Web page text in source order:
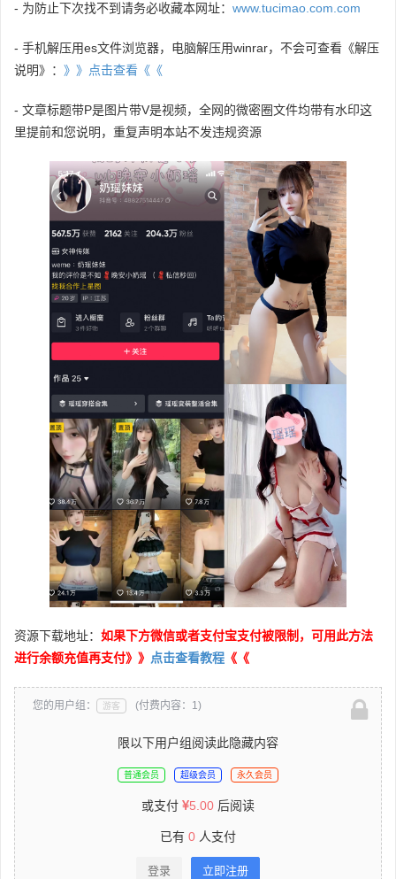
- 为防止下次找不到请务必收藏本网址： www.tucimao.com.com
- 手机解压用es文件浏览器，电脑解压用winrar，不会可查看《解压
说明》： 》》点击查看《《
- 文章标题带P是图片带V是视频，全网的微密圈文件均带有水印这
里提前和您说明，重复声明本站不发违规资源
资源下载地址： 如果下方微信或者支付宝支付被限制，可用此方法
进行余额充值再支付》》 点击查看教程 《《
您的用户组： 游客 (付费内容：1)
限以下用户组阅读此隐藏内容
普通会员 超级会员 永久会员
或支付 5.00 后阅读
已有 0 人支付
登录 立即注册